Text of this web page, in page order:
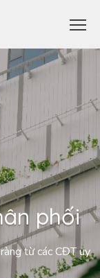
phối
từ các CĐT uy